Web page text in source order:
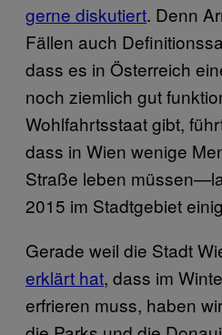
gerne diskutiert. Denn
Fällen auch
dass es in Österreich
noch ziemlich gut
Wohlfahrtsstaat gibt,
dass in Wien wenige
Straße leben
2015 im Stadtgebiet
Gerade weil die Stadt
erklärt hat, dass im
erfrieren muss, haben